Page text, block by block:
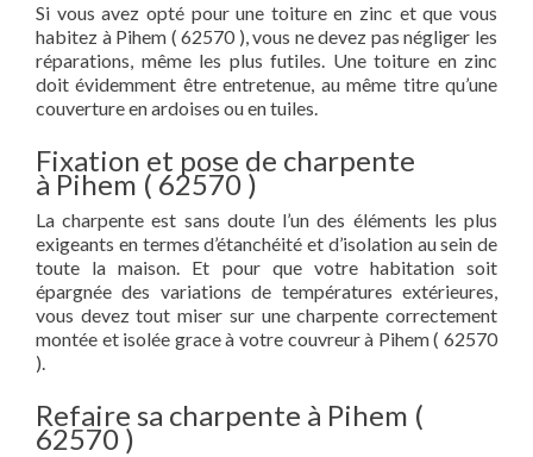
Si vous avez opté pour une toiture en zinc et que vous
habitez à Pihem ( 62570 ), vous ne devez pas négliger les
réparations, même les plus futiles. Une toiture en zinc
doit évidemment être entretenue, au même titre qu’une
couverture en ardoises ou en tuiles.
Fixation et pose de charpente
à Pihem ( 62570 )
La charpente est sans doute l’un des éléments les plus
exigeants en termes d’étanchéité et d’isolation au sein de
toute la maison. Et pour que votre habitation soit
épargnée des variations de températures extérieures,
vous devez tout miser sur une charpente correctement
montée et isolée grace à votre couvreur à Pihem ( 62570
).
Refaire sa charpente à Pihem (
62570 )